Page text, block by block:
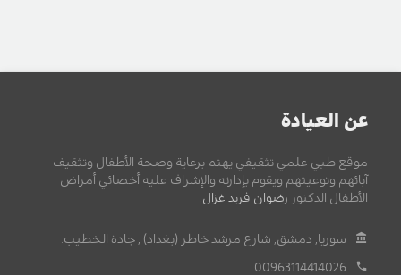
عن العيادة
موقع طبي علمي تثقيفي يهتم برعاية وصحة الأطفال وتثقيف
آبائهم وتوعيتهم ويقوم بإدارته والإشراف عليه أخصائي أمراض
الأطفال الدكتور رضوان فريد غزال
سوريا, دمشق, شارع مرشد خاطر (بغداد) , جادة الخطيب.
00963114414026